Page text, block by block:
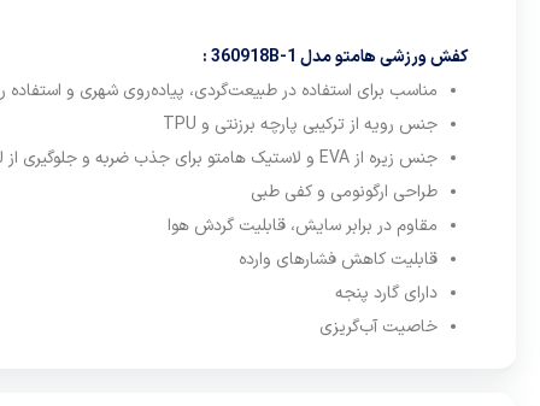
خوبی
نسبتا
کفش ورزشی هامتو مدل 360918B-1 :
مناسب برای استفاده در طبیعت‌گردی، پیاده‌روی شهری و استفاده
جنس رویه از ترکیبی پارچه برزنتی و TPU
جنس زیره از EVA و لاستیک هامتو برای جذب ضربه و جلوگیری از لغزش
طراحی ارگونومی و کفی طبی
مقاوم در برابر سایش، قابلیت گردش هوا
قابلیت کاهش فشارهای وارده
دارای گارد پنجه
خاصیت آب‌گریزی